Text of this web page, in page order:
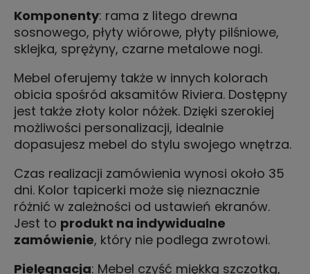
Komponenty: rama z litego drewna
sosnowego, płyty wiórowe, płyty pilśniowe,
sklejka, sprężyny, czarne metalowe nogi.
Mebel oferujemy także w innych kolorach
obicia spośród aksamitów Riviera. Dostępny
jest także złoty kolor nóżek. Dzięki szerokiej
możliwości personalizacji, idealnie
dopasujesz mebel do stylu swojego wnętrza.
Czas realizacji zamówienia wynosi około 35
dni. Kolor tapicerki może się nieznacznie
różnić w zależności od ustawień ekranów.
Jest to produkt na indywidualne
zamówienie, który nie podlega zwrotowi.
Pielęgnacja: Mebel czyść miękką szczotką,